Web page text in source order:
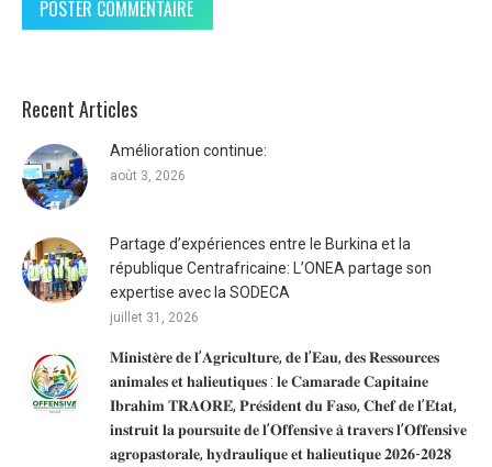
POSTER COMMENTAIRE
Recent Articles
Amélioration continue:
août 3, 2026
Partage d’expériences entre le Burkina et la
république Centrafricaine: L’ONEA partage son
expertise avec la SODECA
juillet 31, 2026
𝐌𝐢𝐧𝐢𝐬𝐭𝐞̀𝐫𝐞 𝐝𝐞 𝐥’𝐀𝐠𝐫𝐢𝐜𝐮𝐥𝐭𝐮𝐫𝐞, 𝐝𝐞 𝐥’𝐄𝐚𝐮, 𝐝𝐞𝐬 𝐑𝐞𝐬𝐬𝐨𝐮𝐫𝐜𝐞𝐬
𝐚𝐧𝐢𝐦𝐚𝐥𝐞𝐬 𝐞𝐭 𝐡𝐚𝐥𝐢𝐞𝐮𝐭𝐢𝐪𝐮𝐞𝐬 : 𝐥𝐞 𝐂𝐚𝐦𝐚𝐫𝐚𝐝𝐞 𝐂𝐚𝐩𝐢𝐭𝐚𝐢𝐧𝐞
𝐈𝐛𝐫𝐚𝐡𝐢𝐦 𝐓𝐑𝐀𝐎𝐑𝐄́, 𝐏𝐫𝐞́𝐬𝐢𝐝𝐞𝐧𝐭 𝐝𝐮 𝐅𝐚𝐬𝐨, 𝐂𝐡𝐞𝐟 𝐝𝐞 𝐥’𝐄́𝐭𝐚𝐭,
𝐢𝐧𝐬𝐭𝐫𝐮𝐢𝐭 𝐥𝐚 𝐩𝐨𝐮𝐫𝐬𝐮𝐢𝐭𝐞 𝐝𝐞 𝐥’𝐎𝐟𝐟𝐞𝐧𝐬𝐢𝐯𝐞 𝐚̀ 𝐭𝐫𝐚𝐯𝐞𝐫𝐬 𝐥’𝐎𝐟𝐟𝐞𝐧𝐬𝐢𝐯𝐞
𝐚𝐠𝐫𝐨𝐩𝐚𝐬𝐭𝐨𝐫𝐚𝐥𝐞, 𝐡𝐲𝐝𝐫𝐚𝐮𝐥𝐢𝐪𝐮𝐞 𝐞𝐭 𝐡𝐚𝐥𝐢𝐞𝐮𝐭𝐢𝐪𝐮𝐞 𝟐𝟎𝟐𝟔-𝟐𝟎𝟐𝟖